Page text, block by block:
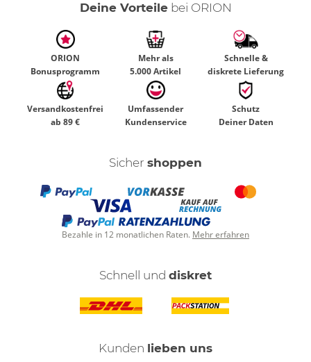
Deine Vorteilebei ORION
ORION
Bonusprogramm
Mehr als
5.000 Artikel
Schnelle &
diskrete Lieferung
Versandkostenfrei
ab 89 €
Umfassender
Kundenservice
Schutz
Deiner Daten
Sicher shoppen
Bezahle in 12 monatlichen Raten. Mehr erfahren
Schnell und diskret
Kunden lieben uns